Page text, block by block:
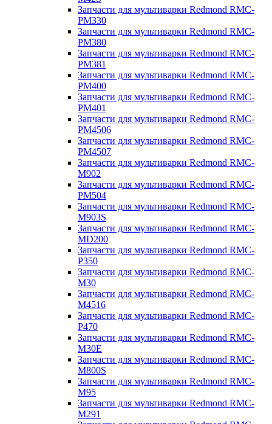
Запчасти для мультиварки Redmond RMC-
PM330
Запчасти для мультиварки Redmond RMC-
PM380
Запчасти для мультиварки Redmond RMC-
PM381
Запчасти для мультиварки Redmond RMC-
PM400
Запчасти для мультиварки Redmond RMC-
PM401
Запчасти для мультиварки Redmond RMC-
PM4506
Запчасти для мультиварки Redmond RMC-
PM4507
Запчасти для мультиварки Redmond RMC-
M902
Запчасти для мультиварки Redmond RMC-
PM504
Запчасти для мультиварки Redmond RMC-
M903S
Запчасти для мультиварки Redmond RMC-
MD200
Запчасти для мультиварки Redmond RMC-
P350
Запчасти для мультиварки Redmond RMC-
M30
Запчасти для мультиварки Redmond RMC-
M4516
Запчасти для мультиварки Redmond RMC-
P470
Запчасти для мультиварки Redmond RMC-
M30E
Запчасти для мультиварки Redmond RMC-
M800S
Запчасти для мультиварки Redmond RMC-
M95
Запчасти для мультиварки Redmond RMC-
M291